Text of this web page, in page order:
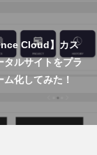
Cloud】カス
タルサイトをプラ
ム化してみた！